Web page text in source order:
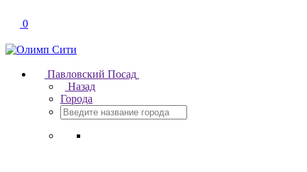
0
Павловский Посад
Назад
Города